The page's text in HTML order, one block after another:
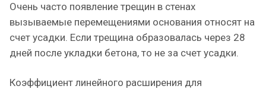
Очень часто появление трещин в стенах
вызываемые перемещениями основания относят на
счет усадки. Если трещина образовалась через 28
дней после укладки бетона, то не за счет усадки.
Коэффициент линейного расширения для